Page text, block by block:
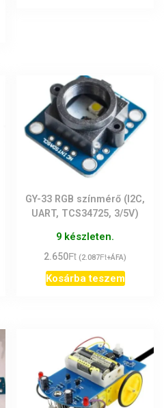
GY-33 RGB színmérő (I2C,
UART, TCS34725, 3/5V)
9 készleten.
2.650Ft (2.087Ft+ÁFA)
Kosárba teszem